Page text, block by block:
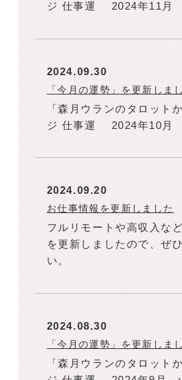
ジ 仕事運 2024年11月
2024.09.30
「今月の運勢」を更新しま
「森月ウランのタロット
ジ 仕事運 2024年10月
2024.09.20
お仕事情報を更新しました
フルリモートや高収入な
を更新しましたので、ぜ
い。
2024.08.30
「今月の運勢」を更新しま
「森月ウランのタロット